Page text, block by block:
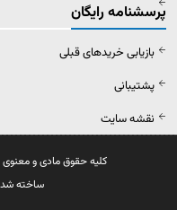
پرسشنامه رایگان
بازیابی خریدهای قبلی
پشتیبانی
نقشه سایت
کلیه حقوق مادی و
ساخته